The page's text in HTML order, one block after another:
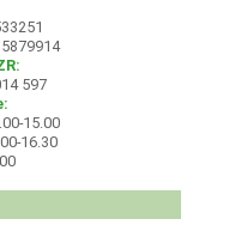
5879914
597
15.00
16.30